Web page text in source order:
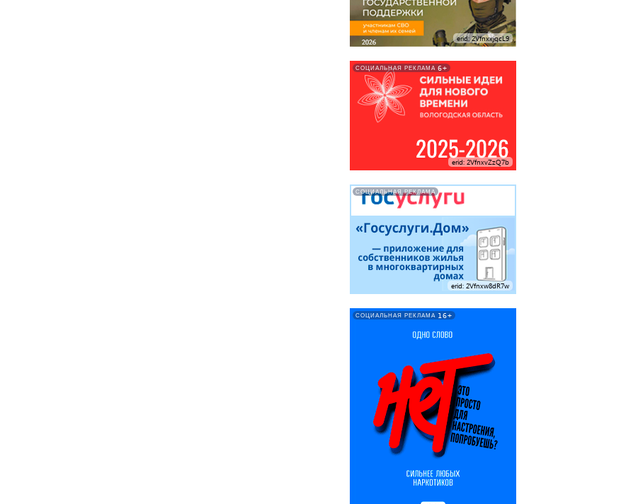
erid: 2VfnxxjqcL9
СОЦИАЛЬНАЯ РЕКЛАМА 6+
erid: 2VfnxvZzQ7b
СОЦИАЛЬНАЯ РЕКЛАМА
erid: 2Vfnxw8dR7w
СОЦИАЛЬНАЯ РЕКЛАМА 16+